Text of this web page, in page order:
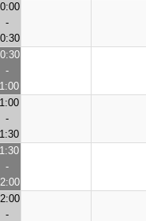
-
-
-
-
-